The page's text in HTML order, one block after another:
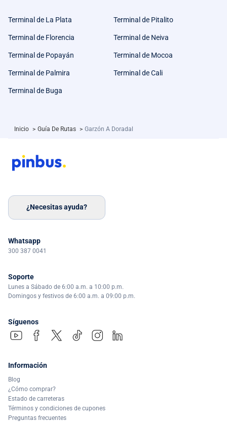
Terminal de La Plata Terminal de Pitalito
Terminal de Florencia Terminal de Neiva
Terminal de Popayán Terminal de Mocoa
Terminal de Palmira Terminal de Cali
Terminal de Buga
Inicio > Guía De Rutas > Garzón A Doradal
¿Necesitas ayuda?
Whatsapp
300 387 0041
Soporte
Lunes a Sábado de 6:00 a.m. a 10:00 p.m.
Domingos y festivos de 6:00 a.m. a 09:00 p.m.
Síguenos
Información
Blog
¿Cómo comprar?
Estado de carreteras
Términos y condiciones de cupones
Preguntas frecuentes